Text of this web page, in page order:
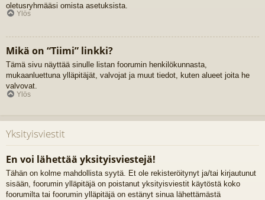
oletusryhmääsi omista asetuksista.
Ylös
Mikä on “Tiimi” linkki?
Tämä sivu näyttää sinulle listan foorumin henkilökunnasta,
mukaanluettuna ylläpitäjät, valvojat ja muut tiedot, kuten alueet joita he
valvovat.
Ylös
Yksityisviestit
En voi lähettää yksityisviestejä!
Tähän on kolme mahdollista syytä. Et ole rekisteröitynyt ja/tai kirjautunut
sisään, foorumin ylläpitäjä on poistanut yksityisviestit käytöstä koko
foorumilta tai foorumin ylläpitäjä on estänyt sinua lähettämästä